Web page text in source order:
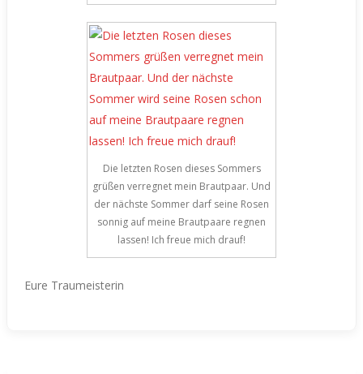
Die letzten Rosen dieses Sommers
grüßen verregnet mein Brautpaar. Und
der nächste Sommer darf seine Rosen
sonnig auf meine Brautpaare regnen
lassen! Ich freue mich drauf!
Eure Traumeisterin